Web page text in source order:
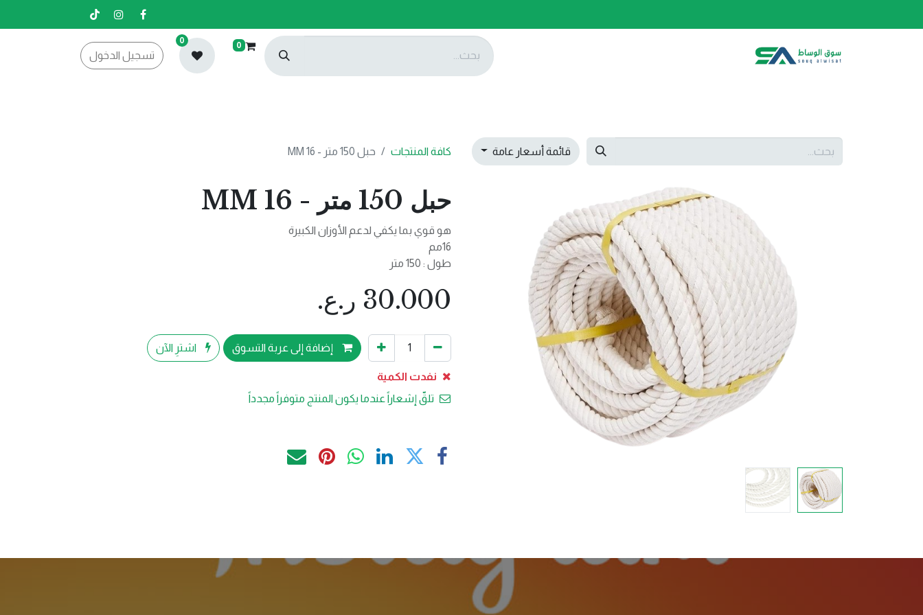
0
0
تسجيل الدخول
قائمة أسعار عامة كافة المنتجات حبل 150 متر - 16 MM
حبل 150 متر - 16 MM
هو قوي بما يكفي لدعم الأوزان الكبيرة
16مم
طول : 150 متر
30.000 ر.ع.
إضافة إلى عربة التسوق اشترِ الآن
نفدت الكمية
تلقّ إشعاراً عندما يكون المنتج متوفراً مجدداً